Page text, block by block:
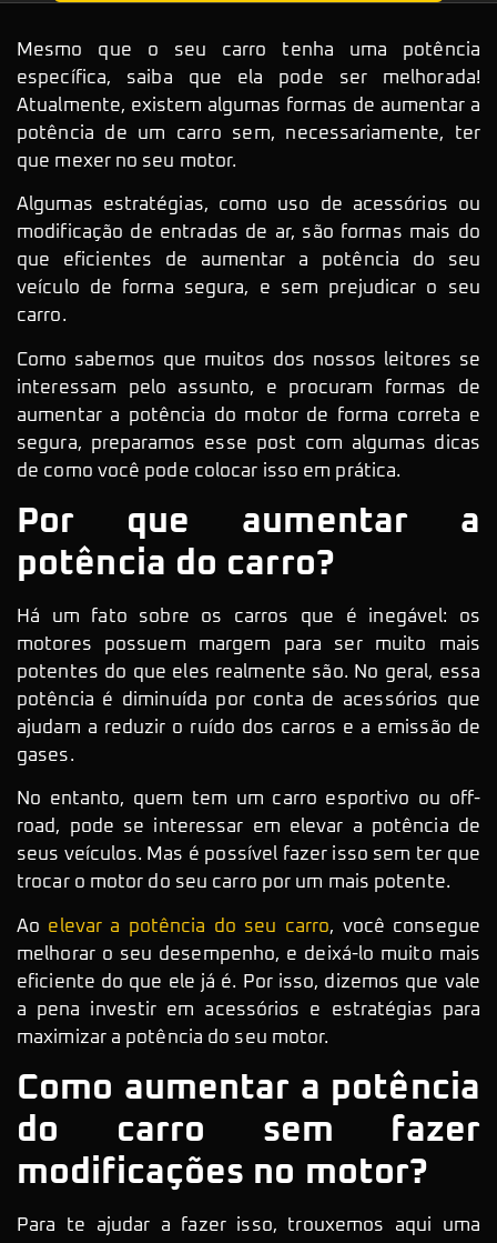
Mesmo que o seu carro tenha uma potência
específica, saiba que ela pode ser melhorada!
Atualmente, existem algumas formas de aumentar a
potência de um carro sem, necessariamente, ter
que mexer no seu motor.
Algumas estratégias, como uso de acessórios ou
modificação de entradas de ar, são formas mais do
que eficientes de aumentar a potência do seu
veículo de forma segura, e sem prejudicar o seu
carro.
Como sabemos que muitos dos nossos leitores se
interessam pelo assunto, e procuram formas de
aumentar a potência do motor de forma correta e
segura, preparamos esse post com algumas dicas
de como você pode colocar isso em prática.
Por que aumentar a
potência do carro?
Há um fato sobre os carros que é inegável: os
motores possuem margem para ser muito mais
potentes do que eles realmente são. No geral, essa
potência é diminuída por conta de acessórios que
ajudam a reduzir o ruído dos carros e a emissão de
gases.
No entanto, quem tem um carro esportivo ou off-
road, pode se interessar em elevar a potência de
seus veículos. Mas é possível fazer isso sem ter que
trocar o motor do seu carro por um mais potente.
Ao elevar a potência do seu carro, você consegue
melhorar o seu desempenho, e deixá-lo muito mais
eficiente do que ele já é. Por isso, dizemos que vale
a pena investir em acessórios e estratégias para
maximizar a potência do seu motor.
Como aumentar a potência
do carro sem fazer
modificações no motor?
Para te ajudar a fazer isso, trouxemos aqui uma